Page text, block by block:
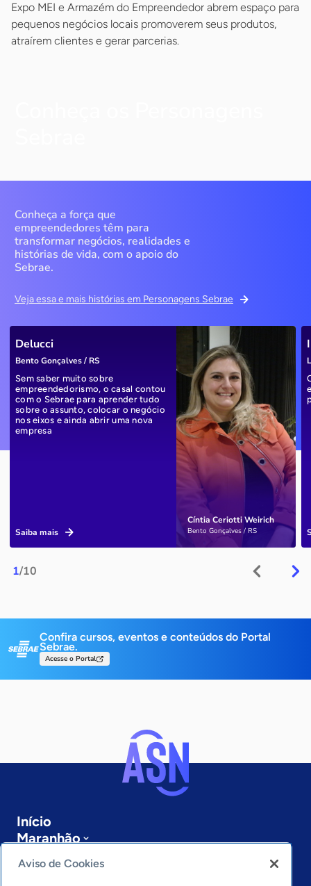
Expo MEI e Armazém do Empreendedor abrem espaço para
pequenos negócios locais promoverem seus produtos,
atraírem clientes e gerar parcerias.
Conheça a força que
empreendedores têm para
transformar negócios, realidades e
histórias de vida, com o apoio do
Sebrae.
Veja essa e mais histórias em Personagens Sebrae
1/10
Cíntia Ceriotti Weirich
Bento Gonçalves / RS
Delucci
Bento Gonçalves / RS
Sem saber muito sobre
empreendedorismo, o casal contou
com o Sebrae para aprender tudo
sobre o assunto, colocar o negócio
nos eixos e ainda abrir uma nova
empresa
Saiba mais
Confira cursos, eventos e conteúdos do Portal
Sebrae.
Acesse o Portal
Início
Maranhão
Sobre a ASN
Últimas notícias
Aviso de Cookies